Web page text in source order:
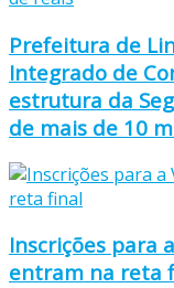
Prefeitura de
Integrado de
estrutura da
de mais de 10
Inscrições para
entram na reta